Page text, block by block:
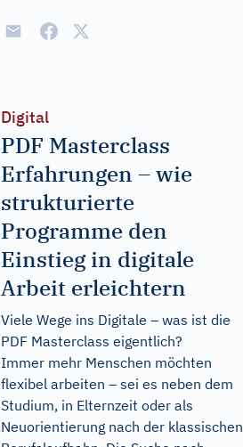
Digital
PDF Masterclass
Erfahrungen – wie
strukturierte
Programme den
Einstieg in digitale
Arbeit erleichtern
Viele Wege ins Digitale – was ist die
PDF Masterclass eigentlich?
Immer mehr Menschen möchten
flexibel arbeiten – sei es neben dem
Studium, in Elternzeit oder als
Neuorientierung nach der klassischen